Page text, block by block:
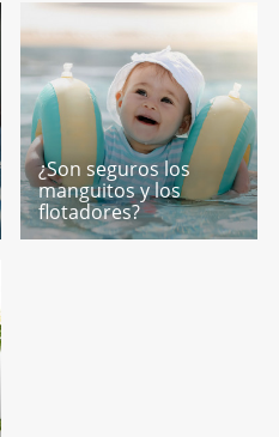
¿Son seguros los
manguitos y los
flotadores?